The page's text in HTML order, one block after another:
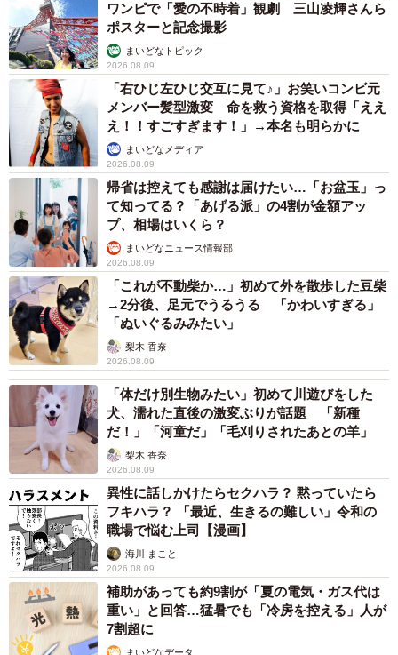
ワンピで「愛の不時着」観劇 三山凌輝さんら
ポスターと記念撮影
まいどなトピック
2026.08.09
「右ひじ左ひじ交互に見て♪」お笑いコンビ元
メンバー髪型激変 命を救う資格を取得「ええ
え！！すごすぎます！」→本名も明らかに
まいどなメディア
2026.08.09
帰省は控えても感謝は届けたい…「お盆玉」っ
て知ってる？「あげる派」の4割が金額アッ
プ、相場はいくら？
まいどなニュース情報部
2026.08.09
「これが不動柴か…」初めて外を散歩した豆柴
→2分後、足元でうるうる 「かわいすぎる」
「ぬいぐるみみたい」
梨木 香奈
2026.08.09
「体だけ別生物みたい」初めて川遊びをした
犬、濡れた直後の激変ぶりが話題 「新種
だ！」「河童だ」「毛刈りされたあとの羊」
梨木 香奈
2026.08.09
異性に話しかけたらセクハラ？ 黙っていたら
フキハラ？ 「最近、生きるの難しい」令和の
職場で悩む上司【漫画】
海川 まこと
2026.08.09
補助があっても約9割が「夏の電気・ガス代は
重い」と回答…猛暑でも「冷房を控える」人が
7割超に
まいどなデータ